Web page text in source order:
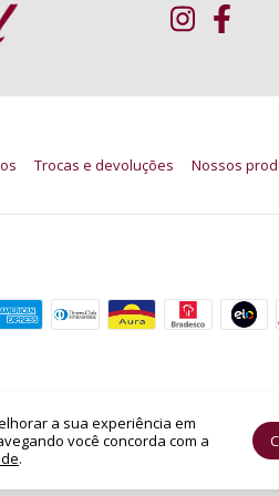
a sua experiência em
você concorda com a
.
Trocas e devoluções Nossos
Paint Stick N4 Catharine Hill
- CNPJ: 14.158.962/0001-88 | SHC Sul